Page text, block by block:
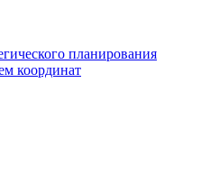
планирования
координат